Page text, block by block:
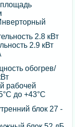
2.8 кВт
2.9 кВт
обогрев/
рабочей
до +43°С
блок 27 -